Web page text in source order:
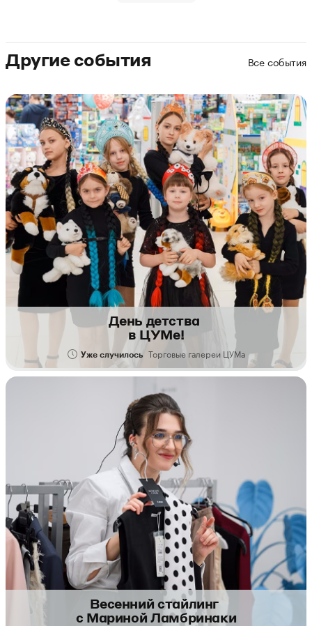
Другие события Все события
День детства
в ЦУМе!
Уже случилось Торговые галереи ЦУМа
Весенний стайлинг
с Мариной Ламбринаки